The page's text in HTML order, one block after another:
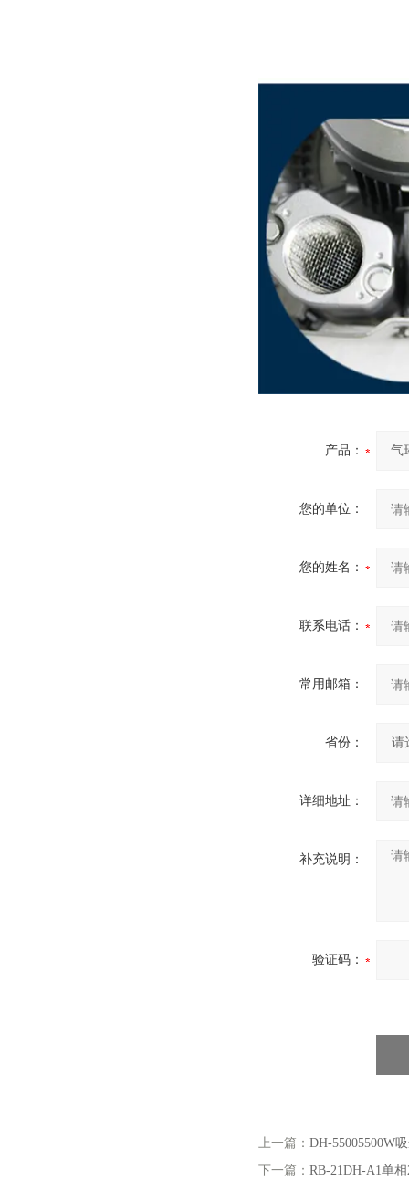
产品：
您的单位：
您的姓名：
联系电话：
常用邮箱：
省份：
详细地址：
补充说明：
验证码：
上一篇： DH-55005500W
下一篇： RB-21DH-A1单